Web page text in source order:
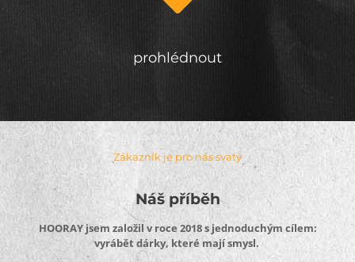
prohlédnout
Zákazník je pro nás svatý
Náš příběh
HOORAY jsem založil v roce 2018 s jednoduchým cílem:
vyrábět dárky, které mají smysl.